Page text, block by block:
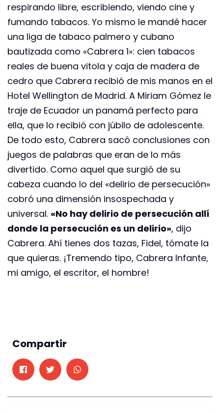
respirando libre, escribiendo, viendo cine y
fumando tabacos. Yo mismo le mandé hacer
una liga de tabaco palmero y cubano
bautizada como «Cabrera 1»: cien tabacos
reales de buena vitola y caja de madera de
cedro que Cabrera recibió de mis manos en el
Hotel Wellington de Madrid. A Miriam Gómez le
traje de Ecuador un panamá perfecto para
ella, que lo recibió con júbilo de adolescente.
De todo esto, Cabrera sacó conclusiones con
juegos de palabras que eran de lo más
divertido. Como aquel que surgió de su
cabeza cuando lo del «delirio de persecución»
cobró una dimensión insospechada y
universal. «No hay delirio de persecución allí
donde la persecución es un delirio», dijo
Cabrera. Ahí tienes dos tazas, Fidel, tómate la
que quieras. ¡Tremendo tipo, Cabrera Infante,
mi amigo, el escritor, el hombre!
Compartir